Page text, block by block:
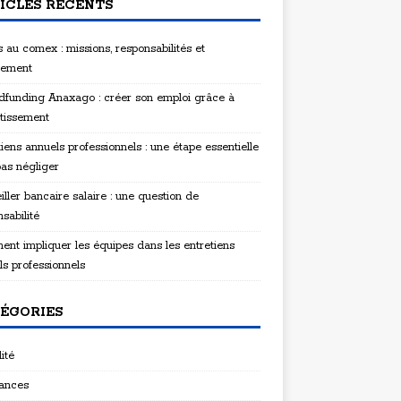
RÉCENTS
au comex : missions, responsabilités et
Anaxago : créer son emploi grâce à
annuels professionnels : une étape essentielle
négliger
bancaire salaire : une question de
impliquer les équipes dans les entretiens
professionnels